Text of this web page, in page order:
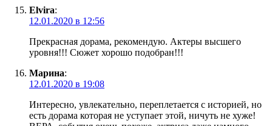
Elvira:
12.01.2020 в 12:56
Прекрасная дорама, рекомендую. Актеры высшего
уровня!!! Сюжет хорошо подобран!!!
Марина:
12.01.2020 в 19:08
Интересно, увлекательно, переплетается с историей, но
есть дорама которая не уступает этой, ничуть не хуже!